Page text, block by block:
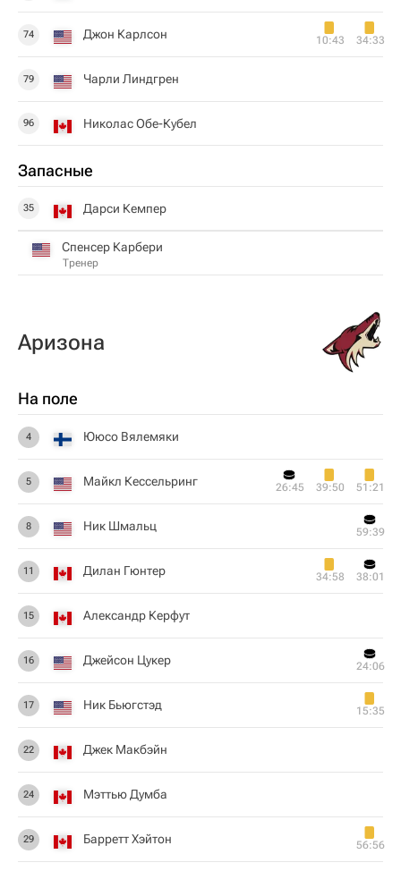
74 Джон Карлсон 10:43 34:33
79 Чарли Линдгрен
96 Николас Обе-Кубел
Запасные
35 Дарси Кемпер
Спенсер Карбери
Тренер
Аризона
На поле
4 Ююсо Вялемяки
5 Майкл Кессельринг 26:45 39:50 51:21
8 Ник Шмальц 59:39
11 Дилан Гюнтер 34:58 38:01
15 Александр Керфут
16 Джейсон Цукер 24:06
17 Ник Бьюгстэд 15:35
22 Джек Макбэйн
24 Мэттью Думба
29 Барретт Хэйтон 56:56